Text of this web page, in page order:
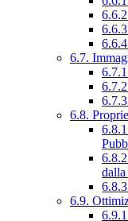
6.7.
6.8.
6.9.